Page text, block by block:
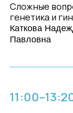
Сложные
генетика и
Каткова
Павловна